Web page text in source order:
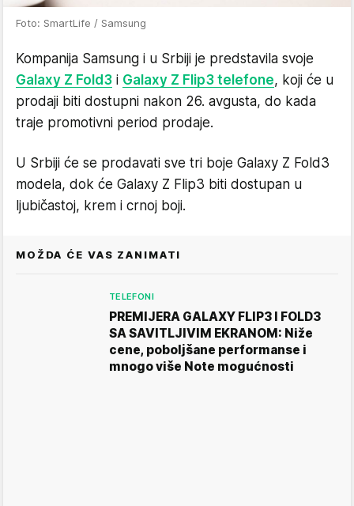
Foto: SmartLife / Samsung
Kompanija Samsung i u Srbiji je predstavila svoje
Galaxy Z Fold3 i Galaxy Z Flip3 telefone, koji će u
prodaji biti dostupni nakon 26. avgusta, do kada
traje promotivni period prodaje.
U Srbiji će se prodavati sve tri boje Galaxy Z Fold3
modela, dok će Galaxy Z Flip3 biti dostupan u
ljubičastoj, krem i crnoj boji.
MOŽDA ĆE VAS ZANIMATI
TELEFONI
PREMIJERA GALAXY FLIP3 I FOLD3
SA SAVITLJIVIM EKRANOM: Niže
cene, poboljšane performanse i
mnogo više Note mogućnosti